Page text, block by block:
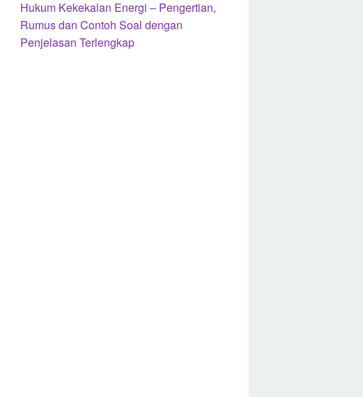
Hukum Kekekalan Energi – Pengertian,
Rumus dan Contoh Soal dengan
Penjelasan Terlengkap